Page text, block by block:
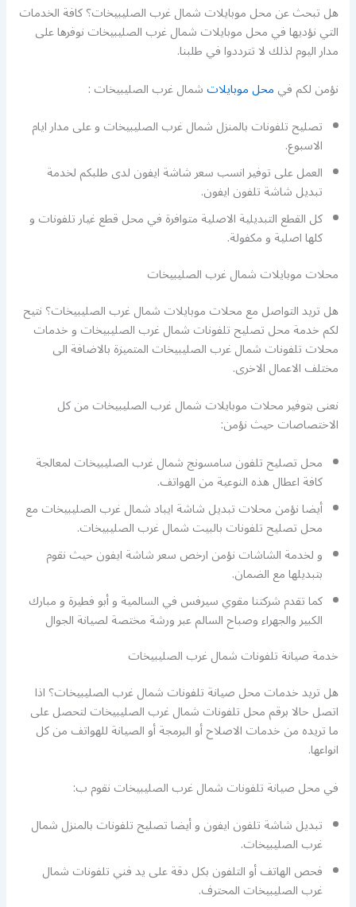
هل تبحث عن محل موبايلات شمال غرب الصليبيخات؟ كافة الخدمات
التي نؤديها في محل موبايلات شمال غرب الصليبيخات نوفرها على
مدار اليوم لذلك لا تترددوا في طلبنا.
نؤمن لكم فيمحل موبايلاتشمال غرب الصليبيخات :
تصليح تلفونات بالمنزل شمال غرب الصليبيخات و على مدار ايام
الاسبوع.
العمل على توفير انسب سعر شاشة ايفون لدى طلبكم لخدمة
تبديل شاشة تلفون ايفون.
كل القطع التبديلية الاصلية متوافرة في محل قطع غيار تلفونات و
كلها اصلية و مكفولة.
محلات موبايلات شمال غرب الصليبيخات
هل تريد التواصل مع محلات موبايلات شمال غرب الصليبيخات؟ نتيح
لكم خدمة محل تصليح تلفونات شمال غرب الصليبيخات و خدمات
محلات تلفونات شمال غرب الصليبيخات المتميزة بالاضافة الى
مختلف الاعمال الاخرى.
نعنى بتوفير محلات موبايلات شمال غرب الصليبيخات من كل
الاختصاصات حيث نؤمن:
محل تصليح تلفون سامسونج شمال غرب الصليبيخات لمعالجة
كافة اعطال هذه النوعية من الهواتف.
أيضا نؤمن محلات تبديل شاشة ايباد شمال غرب الصليبيخات مع
محل تصليح تلفونات بالبيت شمال غرب الصليبيخات.
و لخدمة الشاشات نؤمن ارخص سعر شاشة ايفون حيث نقوم
بتبديلها مع الضمان.
كما تقدم شركتنا مقوي سيرفس في السالمية و أبو فطيرة و مبارك
الكبير والجهراء وصباح السالم عبر ورشة مختصة لصيانة الجوال
خدمة صيانة تلفونات شمال غرب الصليبيخات
هل تريد خدمات محل صيانة تلفونات شمال غرب الصليبيخات؟ اذا
اتصل حالا برقم محل تلفونات شمال غرب الصليبيخات لتحصل على
ما تريده من خدمات الاصلاح أو البرمجة أو الصيانة للهواتف من كل
انواعها.
في محل صيانة تلفونات شمال غرب الصليبيخات نقوم ب:
تبديل شاشة تلفون ايفون و أيضا تصليح تلفونات بالمنزل شمال
غرب الصليبيخات.
فحص الهاتف أو التلفون بكل دقة على يد فني تلفونات شمال
غرب الصليبيخات المحترف.